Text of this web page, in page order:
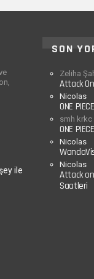
ile
SON
Zeliha
Attack
Nicolas
ONE
smh krkc
ONE
Nicolas
Nicolas
Attack
Saatleri